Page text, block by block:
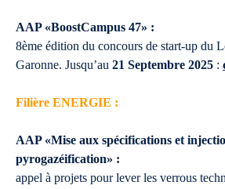
AAP «BoostCampus 47» :
8ème édition du concours de start-up du
Garonne. Jusqu’au 21 Septembre 2025 :
Filière ENERGIE :
AAP «Mise aux spécifications et
pyrogazéification» :
appel à projets pour lever les verrous